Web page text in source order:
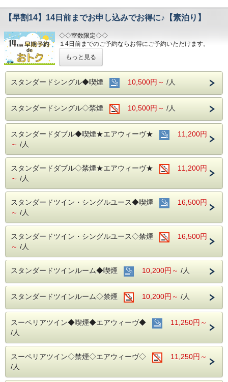
【早割14】14日前までお申し込みでお得に♪【素泊り】
◇◇室数限定◇◇
１4日前までのご予約ならお得にご予約いただけます。
☆先のご予定がお決まりのお客様には断然オトク☆
アルコール消毒を行っております。
える事が可能です。
清掃時は常に換気をして新鮮な空気に入れ替えておりま
～ビジネス・旅行に最高のロケーション～
JR名古屋駅から徒歩４分
名鉄名古屋駅のすぐ上
お財布にも優しい ＋ お客様にも優しいホテルです♪♪
ご予約お待ちしてます(*^o^)ノ
もっと見る
スタンダードシングル◆喫煙 10,500円～ /人
スタンダードシングル◇禁煙 10,500円～ /人
スタンダードダブル◆喫煙★エアウィーヴ★
11,200円
～ /人
スタンダードダブル◇禁煙★エアウィーヴ★
11,200円
～ /人
スタンダードツイン・シングルユース◆喫煙
16,500円
～ /人
スタンダードツイン・シングルユース◇禁煙
16,500円
～ /人
スタンダードツインルーム◆喫煙 10,200円～ /人
スタンダードツインルーム◇禁煙 10,200円～ /人
スーペリアツイン◆喫煙◆エアウィーヴ◆
11,250円～
/人
スーペリアツイン◇禁煙◇エアウィーヴ◇
11,250円～
/人